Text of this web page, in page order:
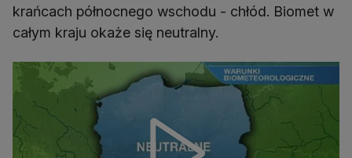
krańcach północnego wschodu - chłód. Biomet w
całym kraju okaże się neutralny.